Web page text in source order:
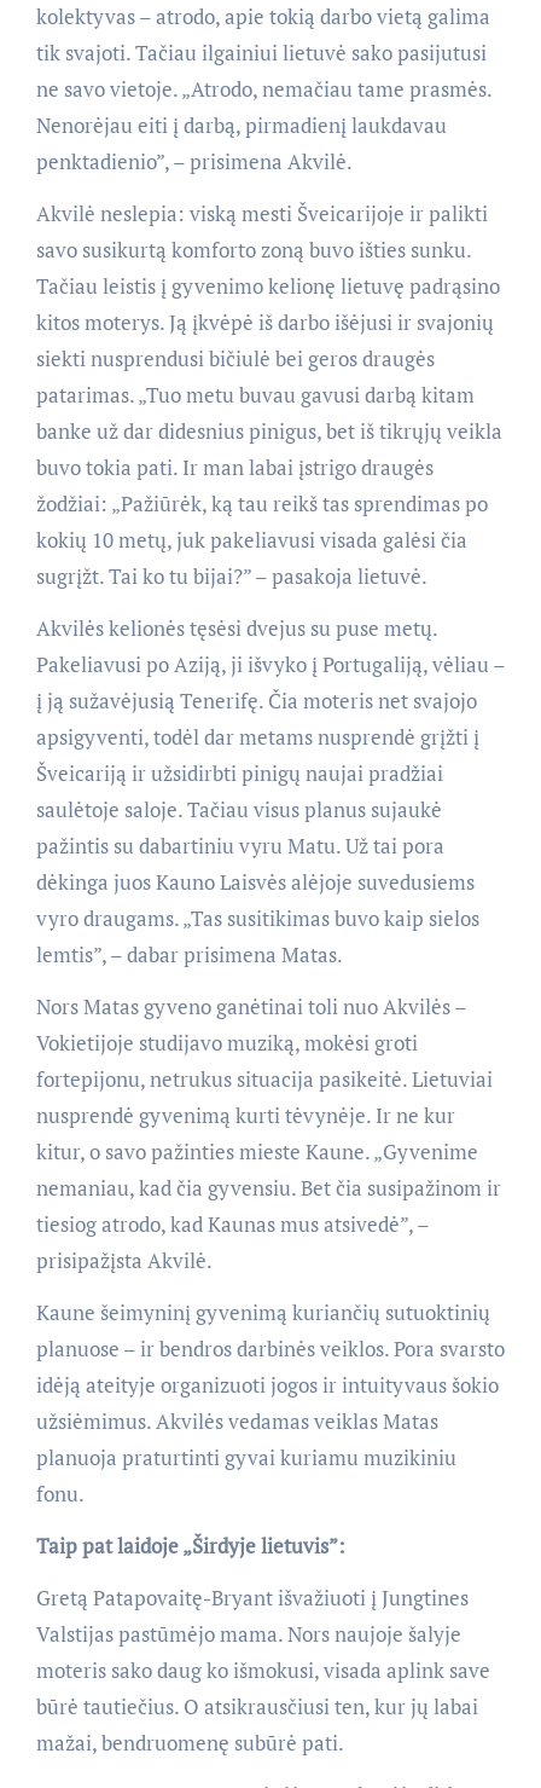
kolektyvas – atrodo, apie tokią darbo vietą galima
tik svajoti. Tačiau ilgainiui lietuvė sako pasijutusi
ne savo vietoje. „Atrodo, nemačiau tame prasmės.
Nenorėjau eiti į darbą, pirmadienį laukdavau
penktadienio”, – prisimena Akvilė.
Akvilė neslepia: viską mesti Šveicarijoje ir palikti
savo susikurtą komforto zoną buvo išties sunku.
Tačiau leistis į gyvenimo kelionę lietuvę padrąsino
kitos moterys. Ją įkvėpė iš darbo išėjusi ir svajonių
siekti nusprendusi bičiulė bei geros draugės
patarimas. „Tuo metu buvau gavusi darbą kitam
banke už dar didesnius pinigus, bet iš tikrųjų veikla
buvo tokia pati. Ir man labai įstrigo draugės
žodžiai: „Pažiūrėk, ką tau reikš tas sprendimas po
kokių 10 metų, juk pakeliavusi visada galėsi čia
sugrįžt. Tai ko tu bijai?” – pasakoja lietuvė.
Akvilės kelionės tęsėsi dvejus su puse metų.
Pakeliavusi po Aziją, ji išvyko į Portugaliją, vėliau –
į ją sužavėjusią Tenerifę. Čia moteris net svajojo
apsigyventi, todėl dar metams nusprendė grįžti į
Šveicariją ir užsidirbti pinigų naujai pradžiai
saulėtoje saloje. Tačiau visus planus sujaukė
pažintis su dabartiniu vyru Matu. Už tai pora
dėkinga juos Kauno Laisvės alėjoje suvedusiems
vyro draugams. „Tas susitikimas buvo kaip sielos
lemtis”, – dabar prisimena Matas.
Nors Matas gyveno ganėtinai toli nuo Akvilės –
Vokietijoje studijavo muziką, mokėsi groti
fortepijonu, netrukus situacija pasikeitė. Lietuviai
nusprendė gyvenimą kurti tėvynėje. Ir ne kur
kitur, o savo pažinties mieste Kaune. „Gyvenime
nemaniau, kad čia gyvensiu. Bet čia susipažinom ir
tiesiog atrodo, kad Kaunas mus atsivedė”, –
prisipažįsta Akvilė.
Kaune šeimyninį gyvenimą kuriančių sutuoktinių
planuose – ir bendros darbinės veiklos. Pora svarsto
idėją ateityje organizuoti jogos ir intuityvaus šokio
užsiėmimus. Akvilės vedamas veiklas Matas
planuoja praturtinti gyvai kuriamu muzikiniu
fonu.
Taip pat laidoje „Širdyje lietuvis”:
Gretą Patapovaitę-Bryant išvažiuoti į Jungtines
Valstijas pastūmėjo mama. Nors naujoje šalyje
moteris sako daug ko išmokusi, visada aplink save
būrė tautiečius. O atsikrausčiusi ten, kur jų labai
mažai, bendruomenę subūrė pati.